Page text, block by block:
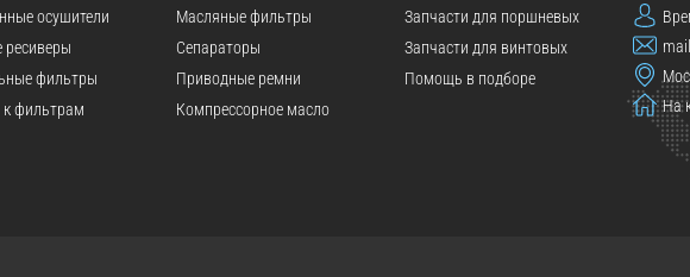
осушители
фильтры
фильтрам
Масляные фильтры
Сепараторы
Приводные ремни
Компрессорное масло
Запчасти для поршневых
Запчасти для винтовых
Помощь в подборе
На